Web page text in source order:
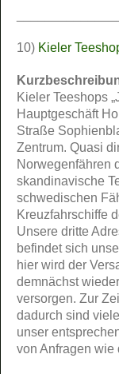
10) Kieler
Kieler Teeshops
Hauptgeschäft
Straße
Zentrum. Quasi
Norwegenfähren
skandinavische
schwedischen
Kreuzfahrschiffe
Unsere dritte
befindet sich
hier wird der
demnächst
versorgen. Zur
dadurch sind
unser
von Anfragen wie